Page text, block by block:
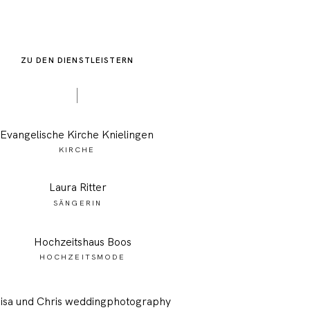
ZU DEN DIENSTLEISTERN
Evangelische Kirche Knielingen
KIRCHE
Laura Ritter
SÄNGERIN
Hochzeitshaus Boos
HOCHZEITSMODE
und Chris weddingphotography